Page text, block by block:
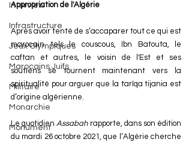
Interview
Infrastructure
Jeux Olympiques
Marocains Juifs
Militaire
Monarchie
Monument
Appropriation de l'Algérie
Après avoir tenté de s’accaparer tout ce qui est
marocain tels le couscous, Ibn Batouta, le
caftan et autres, le voisin de l'Est et ses
soutiens se tournent maintenant vers la
spiritualité pour arguer que la tarîqa tijania est
d’origine algérienne.
Le quotidien Assabah rapporte, dans son édition
du mardi 26 octobre 2021, que l’Algérie cherche